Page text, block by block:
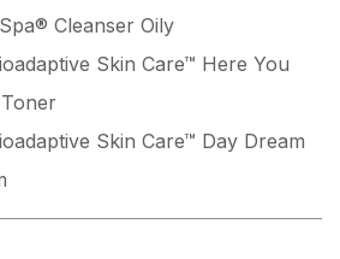
Cleanser Oily
Skin Care™ Here You
Skin Care™ Day Dream